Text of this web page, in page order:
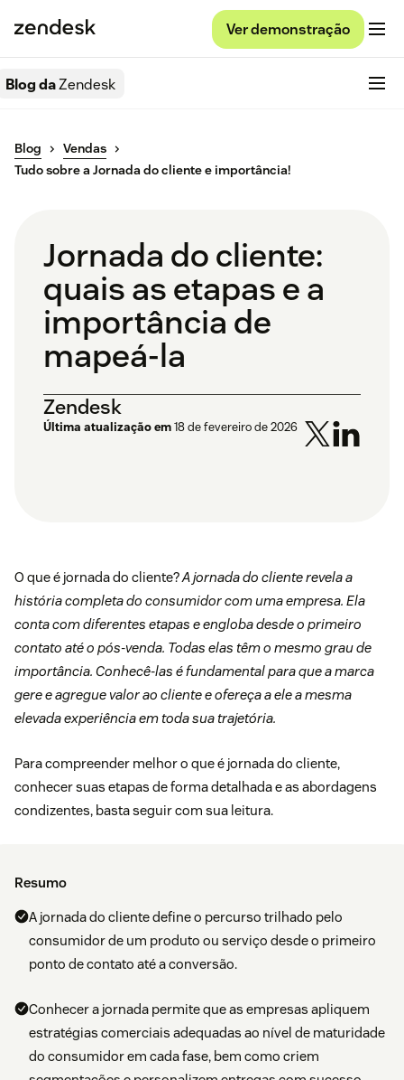
Ver demonstração
Blog daZendesk
Blog
Vendas
Tudo sobre a Jornada do cliente e importância!
Jornada do cliente:
quais as etapas e a
importância de
mapeá-la
Zendesk
Última atualização em18 de fevereiro de 2026
O que é jornada do cliente?A jornada do cliente revela a
história completa do consumidor com uma empresa. Ela
conta com diferentes etapas e engloba desde o primeiro
contato até o pós-venda. Todas elas têm o mesmo grau de
importância. Conhecê-las é fundamental para que a marca
gere e agregue valor ao cliente e ofereça a ele a mesma
elevada experiência em toda sua trajetória.
Para compreender melhor o que é jornada do cliente,
conhecer suas etapas de forma detalhada e as abordagens
condizentes, basta seguir com sua leitura.
Resumo
A jornada do cliente define o percurso trilhado pelo
consumidor de um produto ou serviço desde o primeiro
ponto de contato até a conversão.
Conhecer a jornada permite que as empresas apliquem
estratégias comerciais adequadas ao nível de maturidade
do consumidor em cada fase, bem como criem